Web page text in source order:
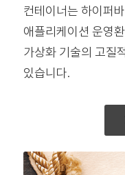
컨테이너는 하이퍼
애플리케이션 운영
가상화 기술의 고질
있습니다.